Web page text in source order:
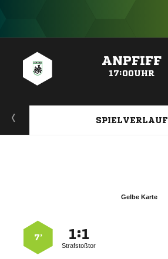
ANPFIFF
17:00UHR
SPIELVERLAUF
Gelbe Karte
:
Strafstoßtor
7’